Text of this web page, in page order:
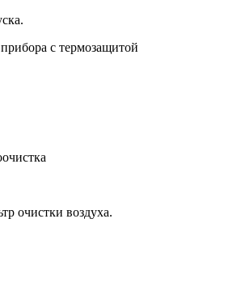
с термозащитой
очистки воздуха.